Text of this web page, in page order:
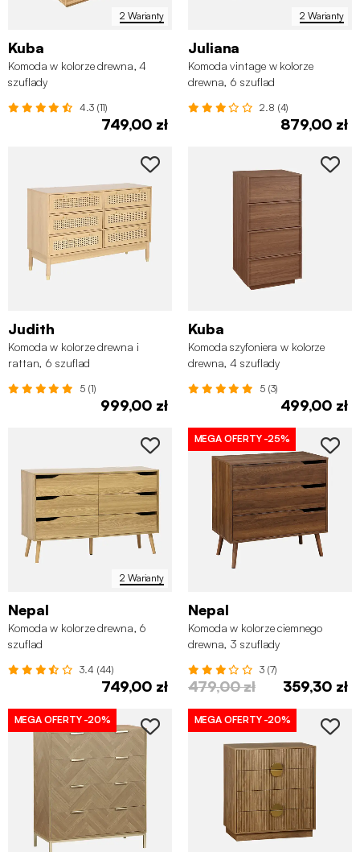
2 Warianty
Kuba
Komoda w kolorze drewna, 4
szuflady
4.3 (11)
749,00 zł
2 Warianty
Juliana
Komoda vintage w kolorze
drewna, 6 szuflad
2.8 (4)
879,00 zł
Judith
Komoda w kolorze drewna i
rattan, 6 szuflad
5 (1)
999,00 zł
Kuba
Komoda szyfoniera w kolorze
drewna, 4 szuflady
5 (3)
499,00 zł
2 Warianty
Nepal
Komoda w kolorze drewna, 6
szuflad
3.4 (44)
749,00 zł
MEGA OFERTY -25%
Nepal
Komoda w kolorze ciemnego
drewna, 3 szuflady
3 (7)
479,00 zł 359,30 zł
MEGA OFERTY -20% MEGA OFERTY -20%